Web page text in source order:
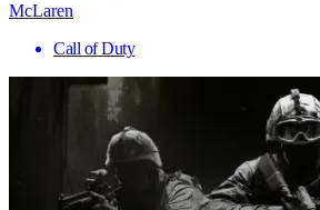
McLaren
Call of Duty